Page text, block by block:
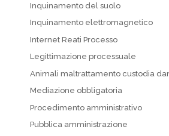
Inquinamento del suolo
Inquinamento elettromagnetico
Internet Reati Processo
Legittimazione processuale
Animali maltrattamento custodia
Mediazione obbligatoria
Procedimento amministrativo
Pubblica amministrazione